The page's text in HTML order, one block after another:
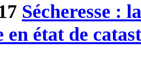
Sécheresse :
en état de